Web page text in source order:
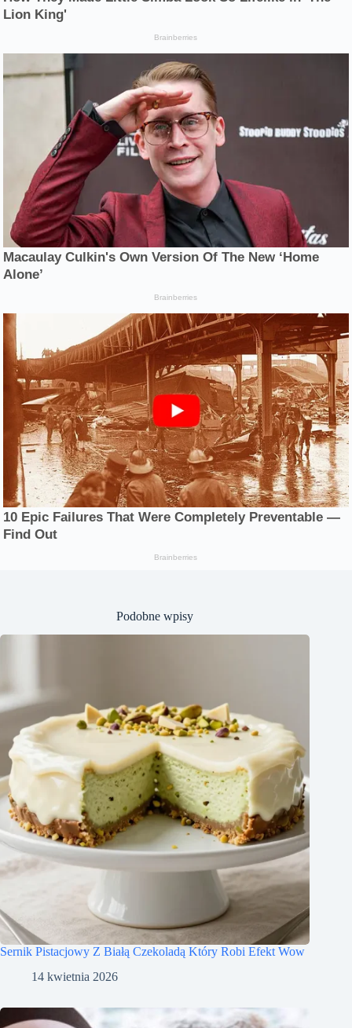
Podobne wpisy
Sernik Pistacjowy Z Białą Czekoladą Który Robi Efekt Wow
14 kwietnia 2026